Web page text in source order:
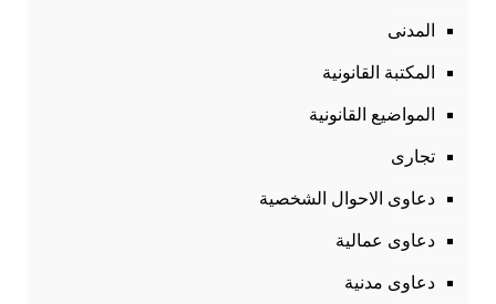
المدنى
المكتبة القانونية
المواضيع القانونية
تجارى
دعاوى الاحوال الشخصية
دعاوى عمالية
دعاوى مدنية